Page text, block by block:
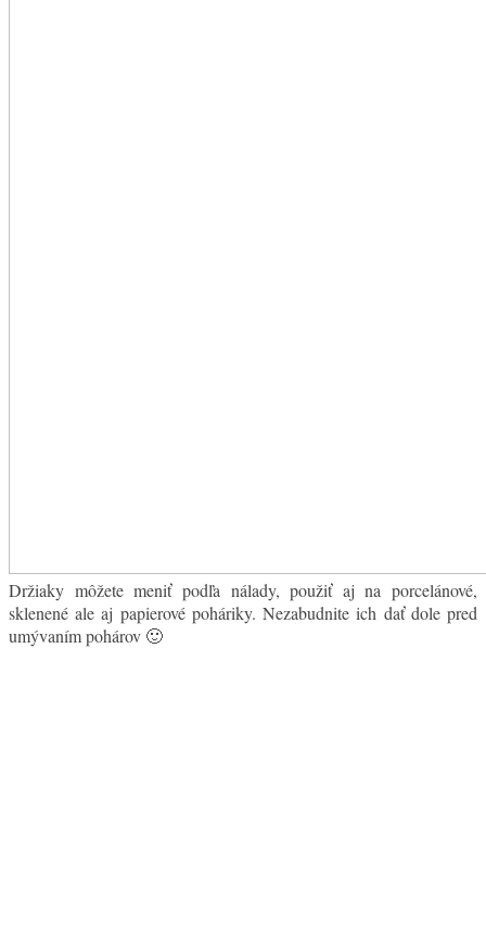
Držiaky môžete meniť podľa nálady, použiť aj na porcelánové,
sklenené ale aj papierové poháriky. Nezabudnite ich dať dole pred
umývaním pohárov 🙂